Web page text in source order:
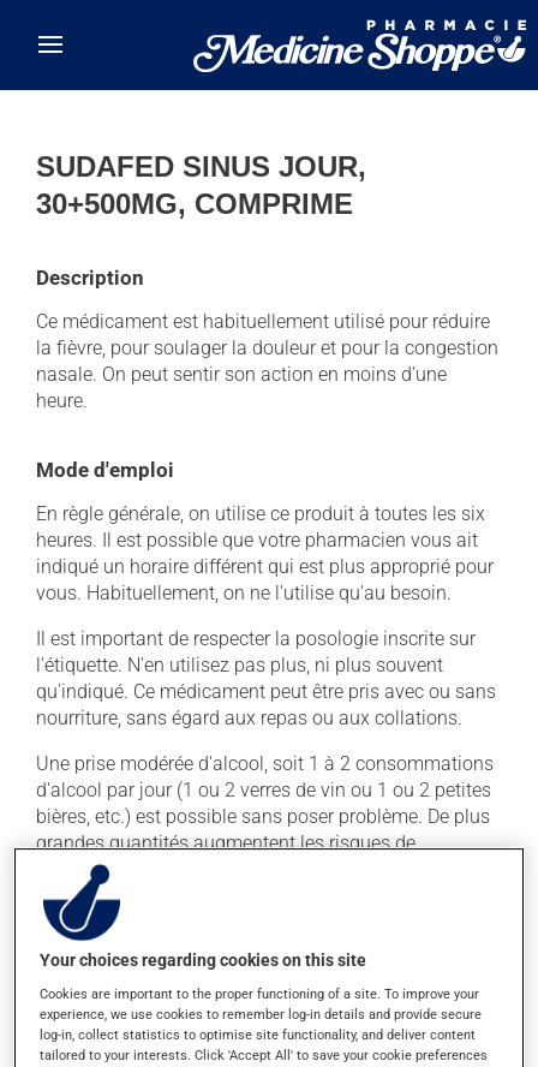
SUDAFED SINUS JOUR,
30+500MG, COMPRIME
Description
Ce médicament est habituellement utilisé pour réduire
la fièvre, pour soulager la douleur et pour la congestion
nasale. On peut sentir son action en moins d'une
heure.
Mode d'emploi
En règle générale, on utilise ce produit à toutes les six
heures. Il est possible que votre pharmacien vous ait
indiqué un horaire différent qui est plus approprié pour
vous. Habituellement, on ne l'utilise qu'au besoin.
Il est important de respecter la posologie inscrite sur
l'étiquette. N'en utilisez pas plus, ni plus souvent
qu'indiqué. Ce médicament peut être pris avec ou sans
nourriture, sans égard aux repas ou aux collations.
Une prise modérée d'alcool, soit 1 à 2 consommations
d'alcool par jour (1 ou 2 verres de vin ou 1 ou 2 petites
bières, etc.) est possible sans poser problème. De plus
grandes quantités augmentent les risques de
problèmes au foie.
Effets indésirables
En plus de ses effets recherchés, ce produit peut à
l'occasion entraîner certains effets indésirables (effets
secondaires), notamment :
Your choices regarding cookies on this site
Cookies are important to the proper functioning of a site. To improve your
experience, we use cookies to remember log-in details and provide secure
log-in, collect statistics to optimise site functionality, and deliver content
tailored to your interests. Click 'Accept All' to save your cookie preferences